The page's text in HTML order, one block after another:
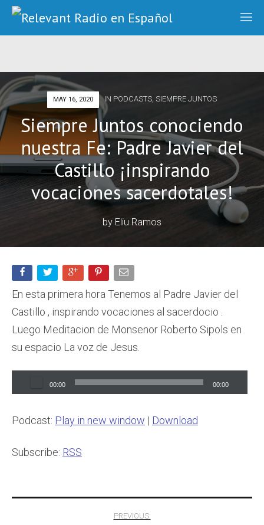
MAY 16, 2020 IN PODCASTS, SIEMPRE JUNTOS
Siempre Juntos conociendo
nuestra Fe: Padre Javier del
Castillo ¡inspirando
vocaciones sacerdotales!
by Eliu Ramos
En esta primera hora Tenemos al Padre Javier del
Castillo , inspirando vocaciones al sacerdocio .
Luego Meditacion de Monsenor Roberto Sipols en
su espacio La voz de Jesus.
Player
00:00 00:00
Podcast: Play in new window | Download
Subscribe: RSS
PREVIOUS: